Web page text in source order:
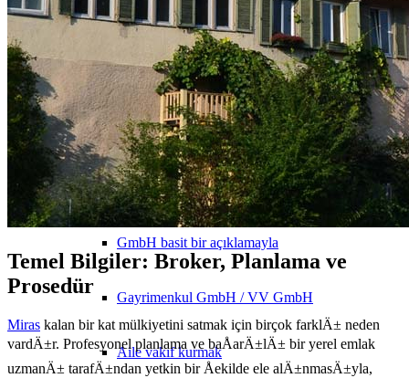
10 altın kural
Aile Vakfı
Şirket
Şirket kurmak
GmbH basit bir açıklamayla
Gayrimenkul GmbH / VV GmbH
Aile vakıf kurmak
Temel Bilgiler: Broker, Planlama ve
Prosedür
Miras kalan bir kat mülkiyetini satmak için birçok farklÄ± neden
vardÄ±r. Profesyonel planlama ve baÅarÄ±lÄ± bir yerel emlak
uzmanÄ± tarafÄ±ndan yetkin bir Åekilde ele alÄ±nmasÄ±yla,